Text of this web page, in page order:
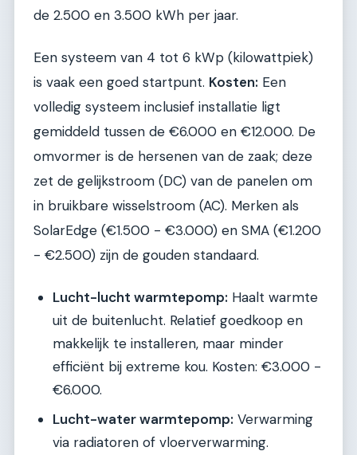
de 2.500 en 3.500 kWh per jaar.
Een systeem van 4 tot 6 kWp (kilowattpiek)
is vaak een goed startpunt. Kosten: Een
volledig systeem inclusief installatie ligt
gemiddeld tussen de €6.000 en €12.000. De
omvormer is de hersenen van de zaak; deze
zet de gelijkstroom (DC) van de panelen om
in bruikbare wisselstroom (AC). Merken als
SolarEdge (€1.500 - €3.000) en SMA (€1.200
- €2.500) zijn de gouden standaard.
Lucht-lucht warmtepomp: Haalt warmte
uit de buitenlucht. Relatief goedkoop en
makkelijk te installeren, maar minder
efficiënt bij extreme kou. Kosten: €3.000 -
€6.000.
Lucht-water warmtepomp: Verwarming
via radiatoren of vloerverwarming.